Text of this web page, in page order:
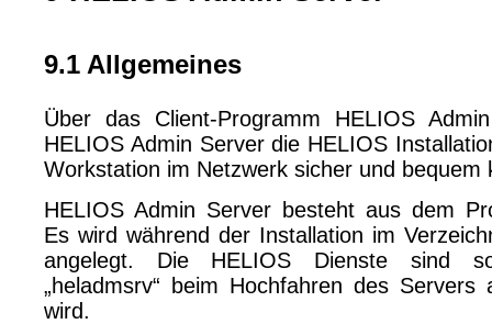
9.1 Allgemeines
Über das Client-Programm HELIOS
HELIOS Admin Server die HELIOS
Workstation im Netzwerk sicher und bequem
HELIOS Admin Server besteht aus dem
Es wird während der Installation im
angelegt. Die HELIOS Dienste sind
„heladmsrv“ beim Hochfahren des Servers
wird.